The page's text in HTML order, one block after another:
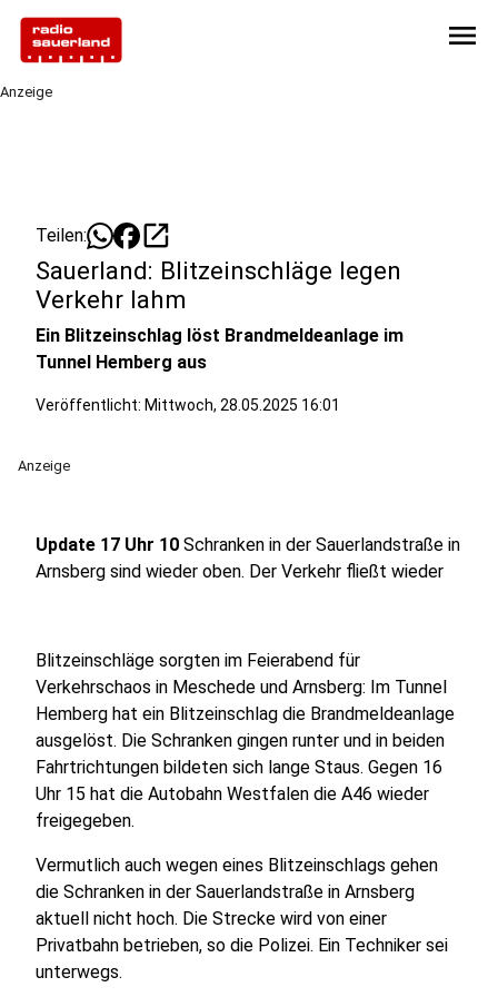
menu
Anzeige
Teilen: open_in_new
Sauerland: Blitzeinschläge legen
Verkehr lahm
Ein Blitzeinschlag löst Brandmeldeanlage im
Tunnel Hemberg aus
Veröffentlicht: Mittwoch, 28.05.2025 16:01
Anzeige
Update 17 Uhr 10 Schranken in der Sauerlandstraße in
Arnsberg sind wieder oben. Der Verkehr fließt wieder
Blitzeinschläge sorgten im Feierabend für
Verkehrschaos in Meschede und Arnsberg: Im Tunnel
Hemberg hat ein Blitzeinschlag die Brandmeldeanlage
ausgelöst. Die Schranken gingen runter und in beiden
Fahrtrichtungen bildeten sich lange Staus. Gegen 16
Uhr 15 hat die Autobahn Westfalen die A46 wieder
freigegeben.
Vermutlich auch wegen eines Blitzeinschlags gehen
die Schranken in der Sauerlandstraße in Arnsberg
aktuell nicht hoch. Die Strecke wird von einer
Privatbahn betrieben, so die Polizei. Ein Techniker sei
unterwegs.